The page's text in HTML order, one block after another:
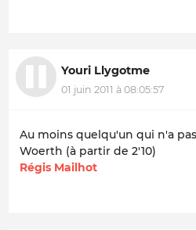
Youri Llygotme
01 juin 2011 à 08:05:57
Au moins quelqu'un qui n'a
Woerth (à partir de 2'10)
Régis Mailhot